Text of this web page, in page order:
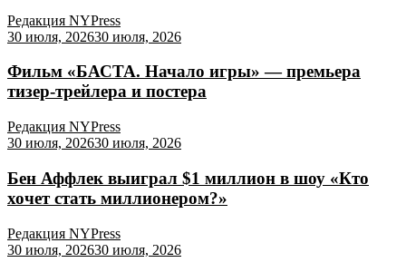
Редакция NYPress
30 июля, 202630 июля, 2026
Фильм «БАСТА. Начало игры» — премьера
тизер-трейлера и постера
Редакция NYPress
30 июля, 202630 июля, 2026
Бен Аффлек выиграл $1 миллион в шоу «Кто
хочет стать миллионером?»
Редакция NYPress
30 июля, 202630 июля, 2026